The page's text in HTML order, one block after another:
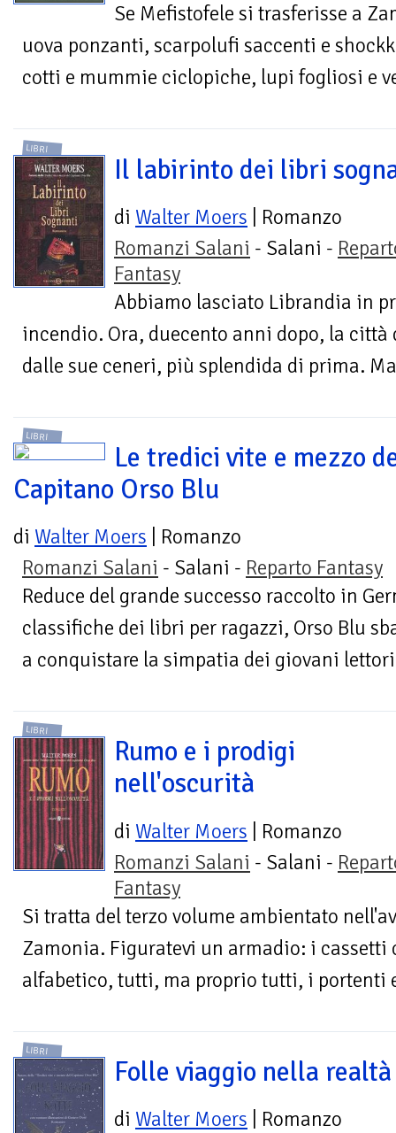
Se Mefistofele si trasferisse a
uova ponzanti, scarpolufi saccenti e
cotti e mummie ciclopiche, lupi fogliosi e
LIBRI
Il labirinto dei libri
di Walter Moers | Romanzo
Romanzi Salani - Salani -
Fantasy
Abbiamo lasciato Librandia in
incendio. Ora, duecento anni dopo, la
dalle sue ceneri, più splendida di prima.
LIBRI
Le tredici vite e mezzo
Capitano Orso Blu
di Walter Moers | Romanzo
Romanzi Salani - Salani - Reparto Fantasy
Reduce del grande successo raccolto in
classifiche dei libri per ragazzi, Orso Blu
a conquistare la simpatia dei giovani
LIBRI
Rumo e i prodigi
nell'oscurità
di Walter Moers | Romanzo
Romanzi Salani - Salani -
Fantasy
Si tratta del terzo volume ambientato
Zamonia. Figuratevi un armadio: i
alfabetico, tutti, ma proprio tutti, i portenti
LIBRI
Folle viaggio nella realtà
di Walter Moers | Romanzo